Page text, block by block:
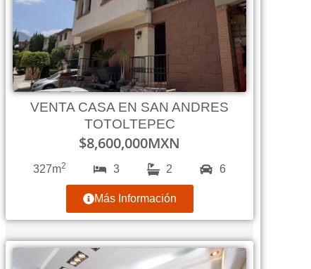
VENTA CASA EN SAN ANDRES
TOTOLTEPEC
$8,600,000MXN
327m2 3 2 6
Más Información